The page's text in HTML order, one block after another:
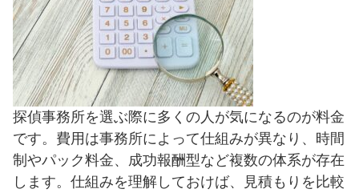
探偵事務所を選ぶ際に多くの人が気になるのが料金
です。費用は事務所によって仕組みが異なり、時間
制やパック料金、成功報酬型など複数の体系が存在
します。仕組みを理解しておけば、見積もりを比較